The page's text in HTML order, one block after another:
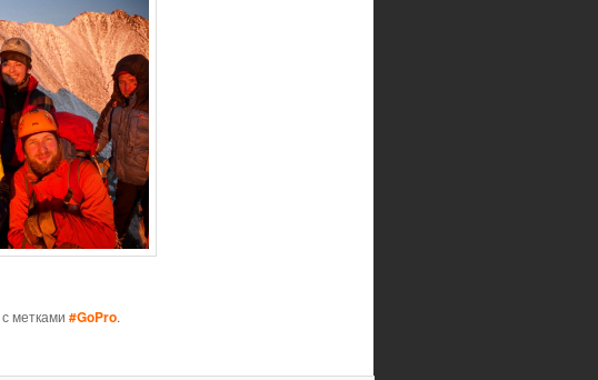
с метками#GoPro.